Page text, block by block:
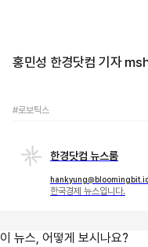
홍민성 한경닷컴 기자
#로보틱스
한경닷컴 뉴스룸
한국경제 뉴스입니다.
이 뉴스, 어떻게 보시나요?